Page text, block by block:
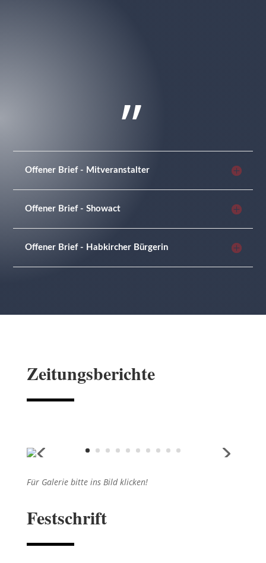
„
Offener Brief - Mitveranstalter
Offener Brief - Showact
Offener Brief - Habkircher Bürgerin
Zeitungsberichte
Für Galerie bitte ins Bild klicken!
Festschrift